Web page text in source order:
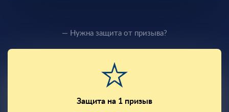
— Нужна защита от призыва?
Защита на 1 призыв